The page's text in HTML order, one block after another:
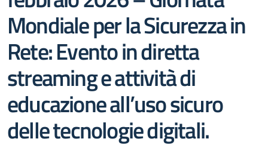
Mondiale per la Sicurezza in
Rete: Evento in diretta
streaming e attività di
educazione all’uso sicuro
delle tecnologie digitali.